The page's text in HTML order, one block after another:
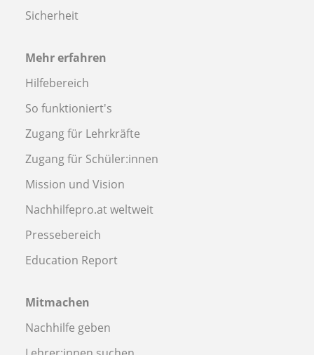
Sicherheit
Mehr erfahren
Hilfebereich
So funktioniert's
Zugang für Lehrkräfte
Zugang für Schüler:innen
Mission und Vision
Nachhilfepro.at weltweit
Pressebereich
Education Report
Mitmachen
Nachhilfe geben